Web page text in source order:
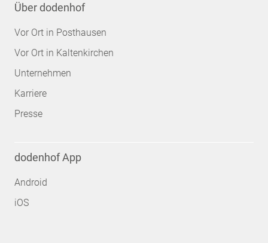
Über dodenhof
Vor Ort in Posthausen
Vor Ort in Kaltenkirchen
Unternehmen
Karriere
Presse
dodenhof App
Android
iOS